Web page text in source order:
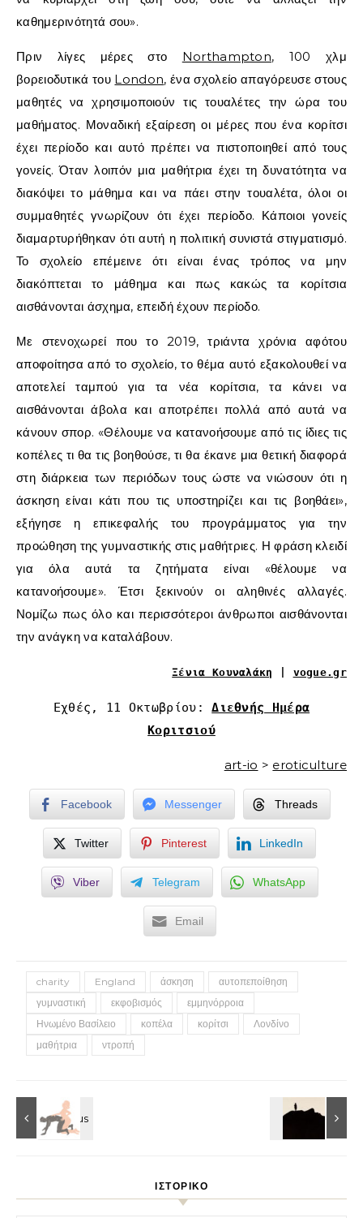
καθημερινότητά σου».
Πριν λίγες μέρες στο Northampton, 100 χλμ
βορειοδυτικά του London, ένα σχολείο απαγόρευσε στους
μαθητές να χρησιμοποιούν τις τουαλέτες την ώρα του
μαθήματος. Μοναδική εξαίρεση οι μέρες που ένα κορίτσι
έχει περίοδο και αυτό πρέπει να πιστοποιηθεί από τους
γονείς. Όταν λοιπόν μια μαθήτρια έχει τη δυνατότητα να
διακόψει το μάθημα και να πάει στην τουαλέτα, όλοι οι
συμμαθητές γνωρίζουν ότι έχει περίοδο. Κάποιοι γονείς
διαμαρτυρήθηκαν ότι αυτή η πολιτική συνιστά στιγματισμό.
Το σχολείο επέμεινε ότι είναι ένας τρόπος να μην
διακόπτεται το μάθημα και πως κακώς τα κορίτσια
αισθάνονται άσχημα, επειδή έχουν περίοδο.
Με στενοχωρεί που το 2019, τριάντα χρόνια αφότου
αποφοίτησα από το σχολείο, το θέμα αυτό εξακολουθεί να
αποτελεί ταμπού για τα νέα κορίτσια, τα κάνει να
αισθάνονται άβολα και αποτρέπει πολλά από αυτά να
κάνουν σπορ. «Θέλουμε να κατανοήσουμε από τις ίδιες τις
κοπέλες τι θα τις βοηθούσε, τι θα έκανε μια θετική διαφορά
στη διάρκεια των περιόδων τους ώστε να νιώσουν ότι η
άσκηση είναι κάτι που τις υποστηρίζει και τις βοηθάει»,
εξήγησε η επικεφαλής του προγράμματος για την
προώθηση της γυμναστικής στις μαθήτριες. Η φράση κλειδί
για όλα αυτά τα ζητήματα είναι «θέλουμε να
κατανοήσουμε». Έτσι ξεκινούν οι αληθινές αλλαγές.
Νομίζω πως όλο και περισσότεροι άνθρωποι αισθάνονται
την ανάγκη να καταλάβουν.
Ξένια Κουναλάκη vogue.gr
Εχθές, 11 Οκτωβρίου:Διεθνής Ημέρα
Κοριτσιού
art-io > eroticulture
Facebook Messenger Threads
Twitter Pinterest LinkedIn
Viber Telegram WhatsApp
Email
charity England άσκηση
αυτοπεποίθηση
γυμναστική
εκφοβισμός
εμμηνόρροια
Ηνωμένο Βασίλειο
κοπέλα κορίτσι
Λονδίνο
μαθήτρια
ντροπή
ΙΣΤΟΡΙΚΌ